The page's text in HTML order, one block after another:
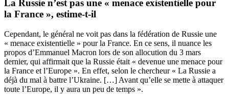
La Russie n’est pas une « menace existentielle pour
la France », estime-t-il
Cependant, le général ne voit pas dans la fédération de Russie une
« menace existentielle » pour la France. En ce sens, il nuance les
propos d’Emmanuel Macron lors de son allocution du 3 mars
dernier, qui affirmait que la Russie était « devenue une menace pour
la France et l’Europe ». En effet, selon le chercheur « La Russie a
déjà du mal à battre l’Ukraine. […] Avant qu’elle se mette à attaquer
toute l’Europe, il y aura un peu de temps ».